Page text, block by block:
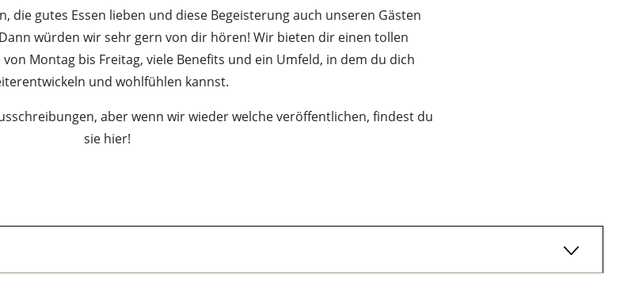
die gutes Essen lieben und diese Begeisterung auch unseren Gästen
würden wir sehr gern von dir hören! Wir bieten dir einen tollen
Montag bis Freitag, viele Benefits und ein Umfeld, in dem du dich
und wohlfühlen kannst.
aber wenn wir wieder welche veröffentlichen, findest du
sie hier!